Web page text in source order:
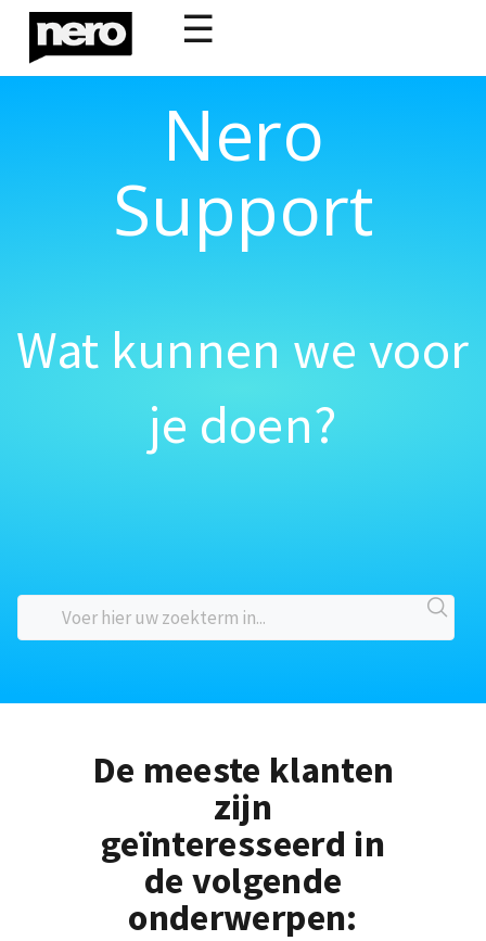
☰
Nero
Support
Wat kunnen we voor
je doen?
De meeste klanten
zijn
geïnteresseerd in
de volgende
onderwerpen: